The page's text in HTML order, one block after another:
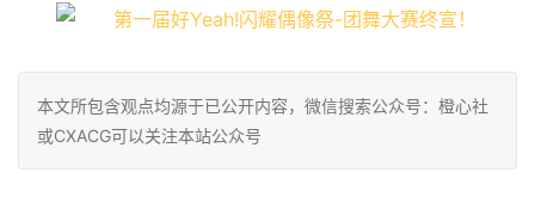
本文所包含观点均源于已公开内容，微信搜索公众号：橙心社
或CXACG可以关注本站公众号